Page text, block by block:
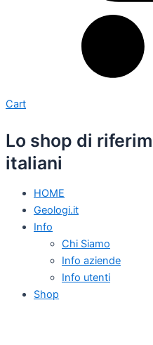
Cart
Lo shop di
italiani
HOME
Geologi.it
Info
Chi Siamo
Info aziende
Info utenti
Shop